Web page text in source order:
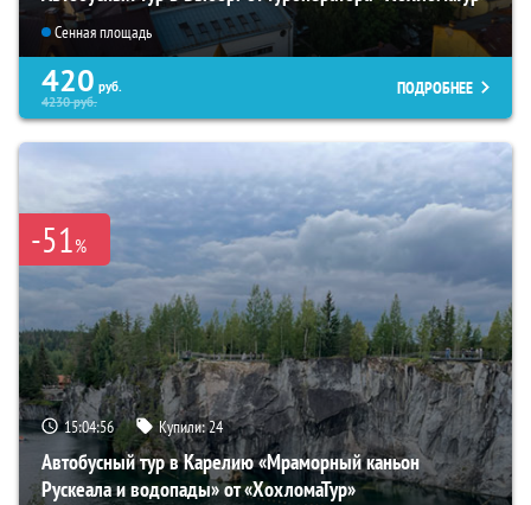
Сенная площадь
420 руб.
4230руб.
ПОДРОБНЕЕ
-51%
15:04:54 Купили:24
Автобусный тур в Карелию «Мраморный каньон
Рускеала и водопады» от «ХохломаТур»